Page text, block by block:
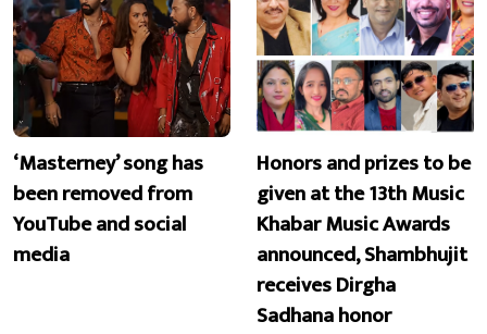
‘Masterney’ song has
been removed from
YouTube and social
media
Honors and prizes to be
given at the 13th Music
Khabar Music Awards
announced, Shambhujit
receives Dirgha
Sadhana honor